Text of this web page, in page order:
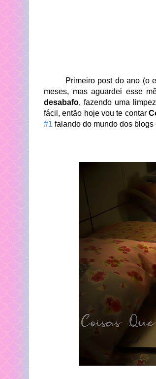
Primeiro post do ano (o
meses, mas aguardei esse
desabafo, fazendo uma
fácil, então hoje vou te contar
#1 falando do mundo dos blogs